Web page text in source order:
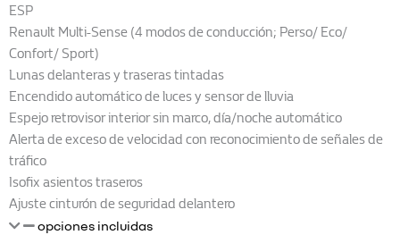
ESP
Renault Multi-Sense (4 modos de conducción; Perso/ Eco/
Confort/ Sport)
Lunas delanteras y traseras tintadas
Encendido automático de luces y sensor de lluvia
Espejo retrovisor interior sin marco, día/noche automático
Alerta de exceso de velocidad con reconocimiento de señales de
tráfico
Isofix asientos traseros
Ajuste cinturón de seguridad delantero
opciones incluidas